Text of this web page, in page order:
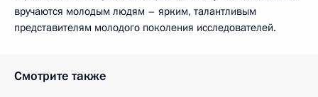
вручаются молодым людям – ярким, талантливым
представителям молодого поколения исследователей.
Смотрите также